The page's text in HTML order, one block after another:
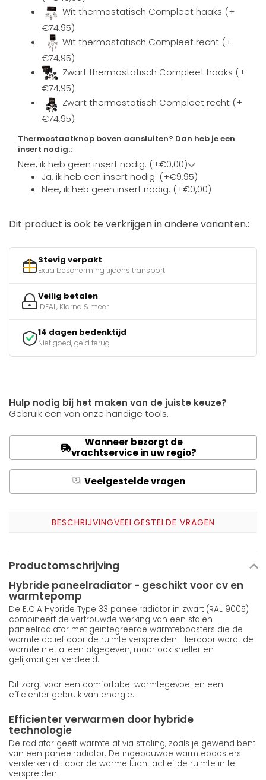
Wit thermostatisch Compleet haaks (+
€74,95)
Wit thermostatisch Compleet recht (+
€74,95)
Zwart thermostatisch Compleet haaks (+
€74,95)
Zwart thermostatisch Compleet recht (+
€74,95)
Thermostaatknop boven aansluiten? Dan heb je een
insert nodig.:
Nee, ik heb geen insert nodig. (+€0,00)
Ja, ik heb een insert nodig. (+€9,95)
Nee, ik heb geen insert nodig. (+€0,00)
Dit product is ook te verkrijgen in andere varianten.:
Stevig verpakt
Extra bescherming tijdens transport
Veilig betalen
iDEAL, Klarna & meer
14 dagen bedenktijd
Niet goed, geld terug
Hulp nodig bij het maken van de juiste keuze?
Gebruik een van onze handige tools.
Wanneer bezorgt de
vrachtservice in uw regio?
Q Veelgestelde vragen
BESCHRIJVINGVEELGESTELDE VRAGEN
Productomschrijving
Hybride paneelradiator - geschikt voor cv en
warmtepomp
De E.C.A Hybride Type 33 paneelradiator in zwart (RAL 9005)
combineert de vertrouwde werking van een stalen
paneelradiator met geintegreerde warmteboosters die de
warmte actief door de ruimte verspreiden. Hierdoor wordt de
warmte niet alleen afgegeven, maar ook sneller en
gelijkmatiger verdeeld.
Dit zorgt voor een comfortabel warmtegevoel en een
efficienter gebruik van energie.
Efficienter verwarmen door hybride
technologie
De radiator geeft warmte af via straling, zoals je gewend bent
van een paneelradiator. De ingebouwde warmteboosters
versterken dit door de warme lucht actief de ruimte in te
verspreiden.